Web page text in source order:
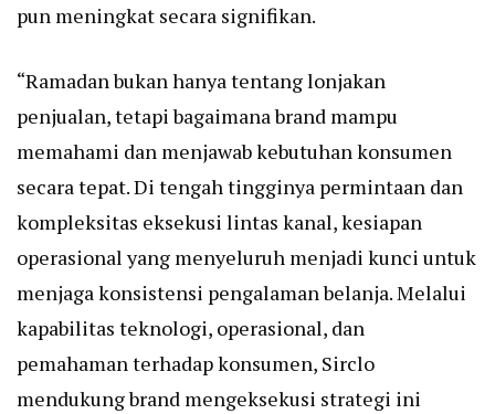
pun meningkat secara signifikan.
“Ramadan bukan hanya tentang lonjakan
penjualan, tetapi bagaimana brand mampu
memahami dan menjawab kebutuhan konsumen
secara tepat. Di tengah tingginya permintaan dan
kompleksitas eksekusi lintas kanal, kesiapan
operasional yang menyeluruh menjadi kunci untuk
menjaga konsistensi pengalaman belanja. Melalui
kapabilitas teknologi, operasional, dan
pemahaman terhadap konsumen, Sirclo
mendukung brand mengeksekusi strategi ini